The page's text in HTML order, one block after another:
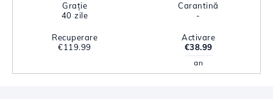
Grație
40 zile
Carantină
-
Recuperare
€119.99
Activare
€38.99
an